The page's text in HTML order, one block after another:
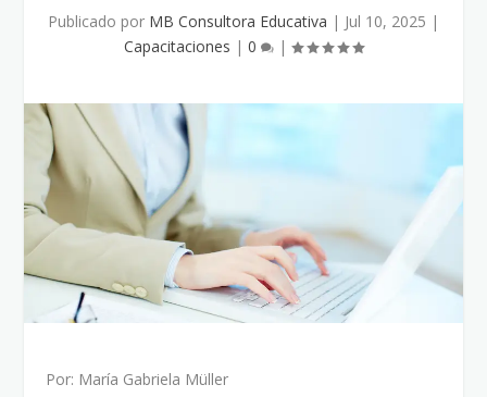
Publicado por MB Consultora Educativa | Jul 10, 2025 |
Capacitaciones | 0 |
Por: María Gabriela Müller